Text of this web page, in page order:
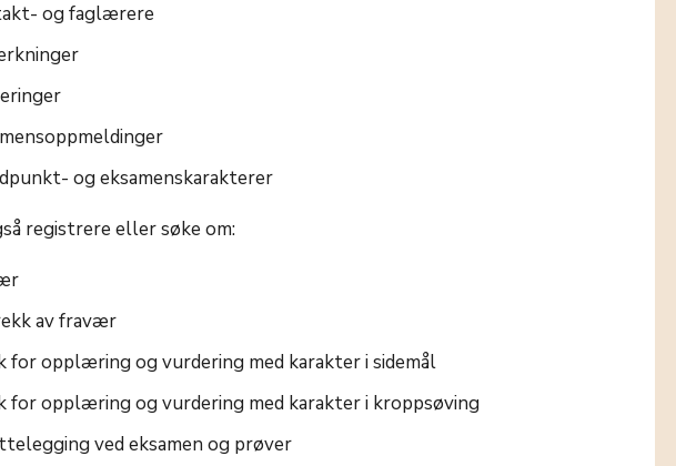
og faglærere
og eksamenskarakterer
registrere eller søke om:
av fravær
for opplæring og vurdering med karakter i sidemål
for opplæring og vurdering med karakter i kroppsøving
ved eksamen og prøver